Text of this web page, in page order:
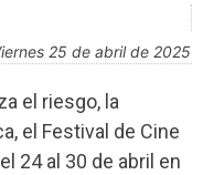
viernes 25 de abril de 2025
el riesgo, la
el Festival de Cine
24 al 30 de abril en